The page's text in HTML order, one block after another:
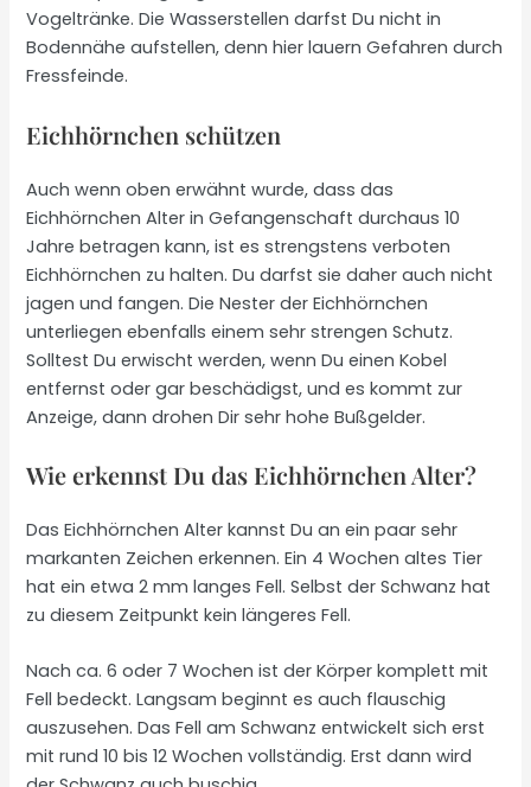
Vogeltränke. Die Wasserstellen darfst Du nicht in
Bodennähe aufstellen, denn hier lauern Gefahren durch
Fressfeinde.
Eichhörnchen schützen
Auch wenn oben erwähnt wurde, dass das
Eichhörnchen Alter in Gefangenschaft durchaus 10
Jahre betragen kann, ist es strengstens verboten
Eichhörnchen zu halten. Du darfst sie daher auch nicht
jagen und fangen. Die Nester der Eichhörnchen
unterliegen ebenfalls einem sehr strengen Schutz.
Solltest Du erwischt werden, wenn Du einen Kobel
entfernst oder gar beschädigst, und es kommt zur
Anzeige, dann drohen Dir sehr hohe Bußgelder.
Wie erkennst Du das Eichhörnchen Alter?
Das Eichhörnchen Alter kannst Du an ein paar sehr
markanten Zeichen erkennen. Ein 4 Wochen altes Tier
hat ein etwa 2 mm langes Fell. Selbst der Schwanz hat
zu diesem Zeitpunkt kein längeres Fell.
Nach ca. 6 oder 7 Wochen ist der Körper komplett mit
Fell bedeckt. Langsam beginnt es auch flauschig
auszusehen. Das Fell am Schwanz entwickelt sich erst
mit rund 10 bis 12 Wochen vollständig. Erst dann wird